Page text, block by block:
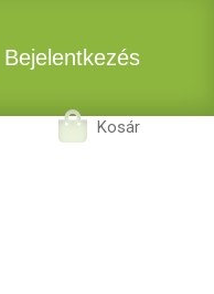
Bejelentkezés